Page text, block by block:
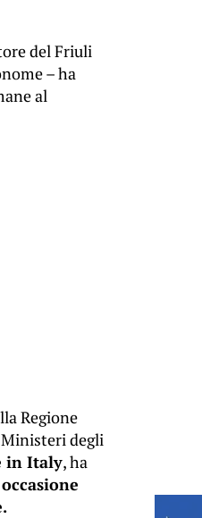
del Friuli
– ha
al
Regione
Ministeri degli
in Italy, ha
occasione